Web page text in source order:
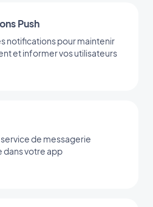
Push
notifications pour maintenir
et informer vos utilisateurs
de messagerie
dans votre app